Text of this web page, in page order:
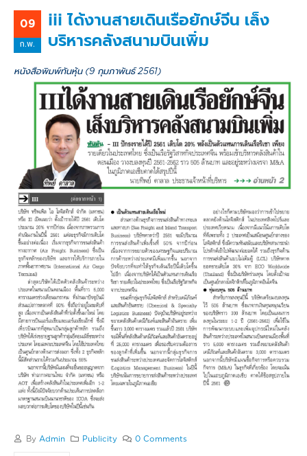
09
ก.พ.
iii ได้งานสายเดินเรือยักษ์จีน เล็ง
บริหารคลังสนามบินเพิ่ม
หนังสือพิมพ์ทันหุ้น (9 กุมภาพันธ์ 2561)
By Admin Publicity 0 Comments